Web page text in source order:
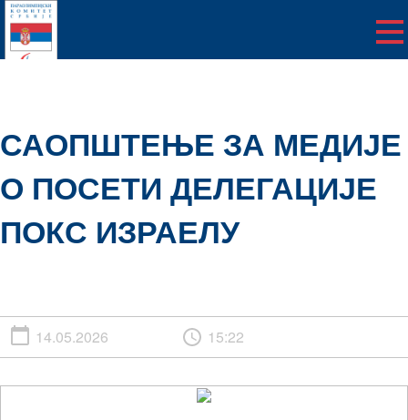
САОПШТЕЊЕ ЗА МЕДИЈЕ
О ПОСЕТИ ДЕЛЕГАЦИЈЕ
ПОКС ИЗРАЕЛУ
14.05.2026 15:22